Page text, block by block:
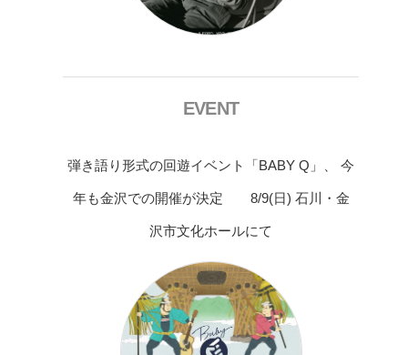
EVENT
弾き語り形式の回遊イベント「BABY Q」、 今
年も金沢での開催が決定 8/9(日) 石川・金
沢市文化ホールにて